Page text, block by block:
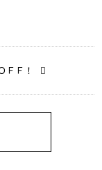
ＦＦ！